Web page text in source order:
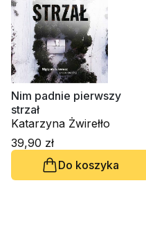
Nim padnie pierwszy
strzał
Katarzyna Żwirełło
39,90 zł
Do koszyka